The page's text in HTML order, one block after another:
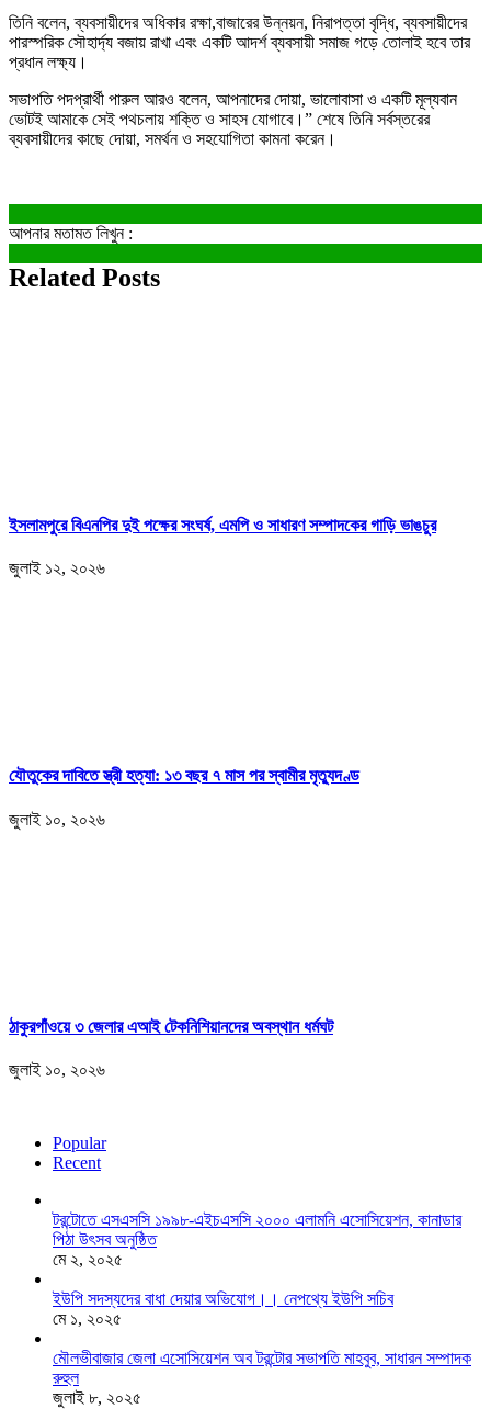
তিনি বলেন, ব্যবসায়ীদের অধিকার রক্ষা,বাজারের উন্নয়ন, নিরাপত্তা বৃদ্ধি, ব্যবসায়ীদের
পারস্পরিক সৌহার্দ্য বজায় রাখা এবং একটি আদর্শ ব্যবসায়ী সমাজ গড়ে তোলাই হবে তার
প্রধান লক্ষ্য।
সভাপতি পদপ্রার্থী পারুল আরও বলেন, আপনাদের দোয়া, ভালোবাসা ও একটি মূল্যবান
ভোটই আমাকে সেই পথচলায় শক্তি ও সাহস যোগাবে।” শেষে তিনি সর্বস্তরের
ব্যবসায়ীদের কাছে দোয়া, সমর্থন ও সহযোগিতা কামনা করেন।
আপনার মতামত লিখুন :
Related Posts
ইসলামপুরে বিএনপির দুই পক্ষের সংঘর্ষ, এমপি ও সাধারণ সম্পাদকের গাড়ি ভাঙচুর
জুলাই ১২, ২০২৬
যৌতুকের দাবিতে স্ত্রী হত্যা: ১৩ বছর ৭ মাস পর স্বামীর মৃত্যুদণ্ড
জুলাই ১০, ২০২৬
ঠাকুরগাঁওয়ে ৩ জেলার এআই টেকনিশিয়ানদের অবস্থান ধর্মঘট
জুলাই ১০, ২০২৬
Popular
Recent
টরন্টোতে এসএসসি ১৯৯৮-এইচএসসি ২০০০ এলামনি এসোসিয়েশন, কানাডার
পিঠা উৎসব অনুষ্ঠিত
মে ২, ২০২৫
ইউপি সদস্যদের বাধা দেয়ার অভিযোগ।। নেপথ্যে ইউপি সচিব
মে ১, ২০২৫
মৌলভীবাজার জেলা এসোসিয়েশন অব টরন্টোর সভাপতি মাহবুব, সাধারন সম্পাদক
রুহুল
জুলাই ৮, ২০২৫